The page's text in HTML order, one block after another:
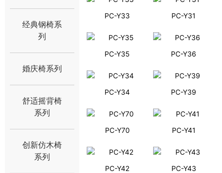
经典钢椅系
列
婚庆椅系列
舒适摇背椅
系列
创新仿木椅
系列
PC-Y33 PC-Y31
PC-Y35 PC-Y36
PC-Y34 PC-Y39
PC-Y70 PC-Y41
PC-Y42 PC-Y43